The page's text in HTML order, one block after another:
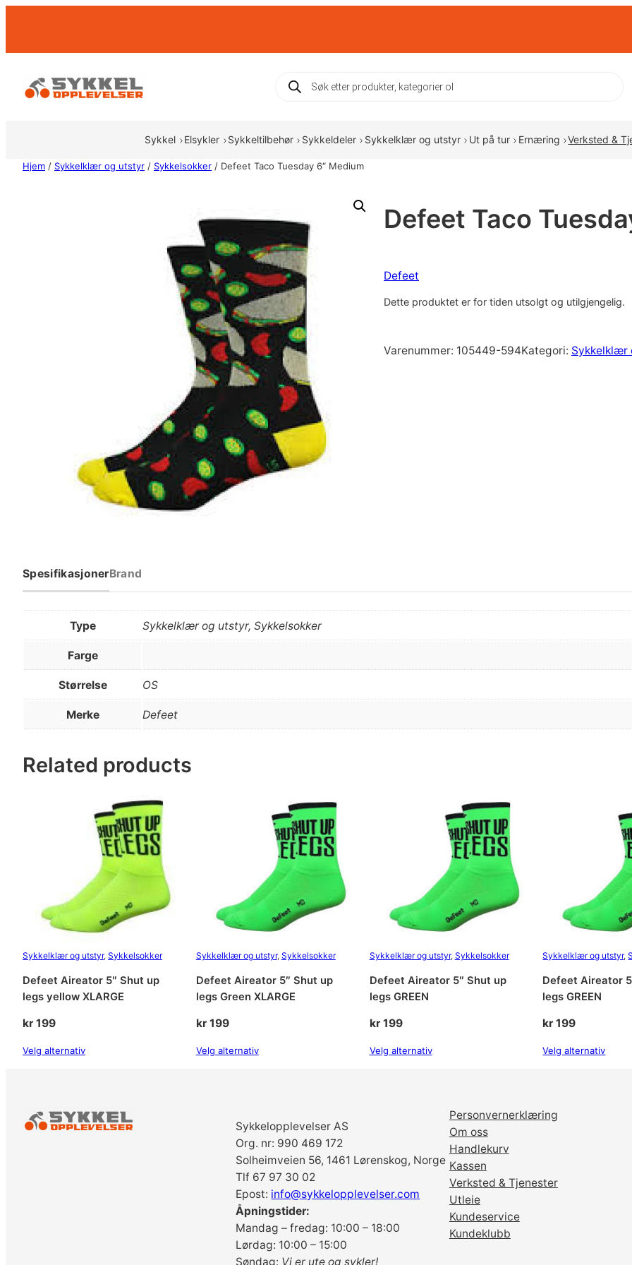
Products
search
Sykkel Elsykler Sykkeltilbehør Sykkeldeler Sykkelklær og utstyr Ut på tur Ernæring Verksted &
Hjem / Sykkelklær og utstyr / Sykkelsokker / Defeet Taco Tuesday 6″ Medium
Defeet Taco
Defeet
Dette produktet er for tiden utsolgt og utilgjengelig.
Varenummer: 105449-594Kategori: Sykkelklær
SpesifikasjonerBrand
Type Sykkelklær og utstyr, Sykkelsokker
Farge
Størrelse OS
Merke Defeet
Related products
Sykkelklær og utstyr, Sykkelsokker
Defeet Aireator 5″ Shut up
legs yellow XLARGE
kr 199
Velg alternativ
Sykkelklær og utstyr, Sykkelsokker
Defeet Aireator 5″ Shut up
legs Green XLARGE
kr199
Velg alternativ
Sykkelklær og utstyr, Sykkelsokker
Defeet Aireator 5″ Shut up
legs GREEN
kr199
Velg alternativ
Sykkelklær og utstyr,
Defeet Aireator
legs GREEN
kr 199
Velg alternativ
Sykkelopplevelser AS
Org. nr: 990 469 172
Solheimveien 56, 1461 Lørenskog, Norge
Tlf 67 97 30 02
Epost: info@sykkelopplevelser.com
Åpningstider:
Mandag – fredag: 10:00 – 18:00
Lørdag: 10:00 – 15:00
Søndag: Vi er ute og sykler!
Personvernerklæring
Om oss
Handlekurv
Kassen
Verksted & Tjenester
Utleie
Kundeservice
Kundeklubb